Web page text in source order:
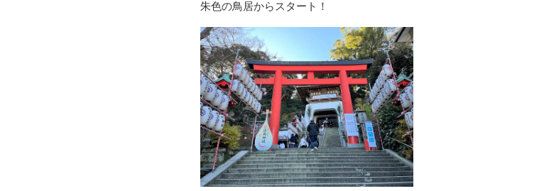
朱色の鳥居からスタート！